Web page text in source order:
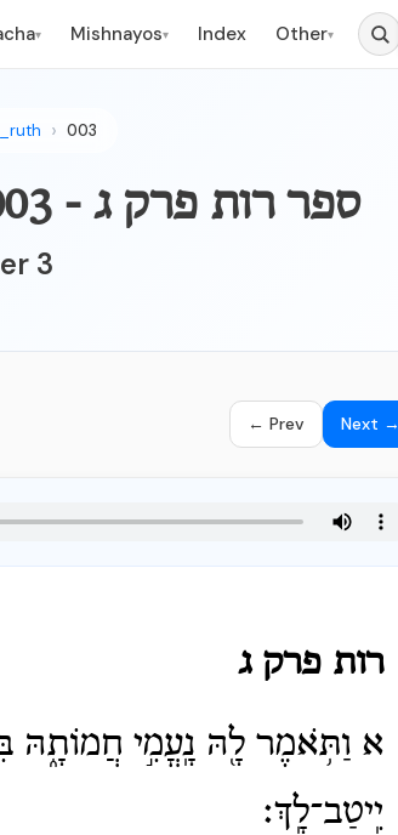
▾ Mishnayos▾ Index Other▾
003
Book of Ruth chapter_003 - ספר רות פרק ג
3
← Prev Next →
רות פרק ג
א וַתֹּ֥אמֶר לָ֖הּ נָֽעֳמִ֣י חֲמוֹתָ֑הּ
יִֽיטַב־לָֽךְ׃